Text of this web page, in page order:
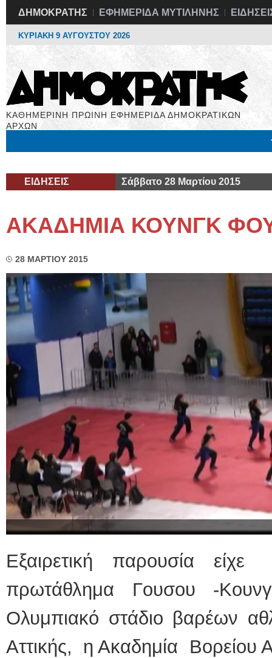
ΔΗΜΟΚΡΑΤΗΣ ΕΦΗΜΕΡΙΔΑ ΜΥΤΙΛΗΝΗΣ
ΚΥΡΙΑΚΗ 9 ΑΥΓΟΥΣΤΟΥ 2026
ΚΑΘΗΜΕΡΙΝΗ ΠΡΩΙΝΗ ΕΦΗΜΕΡΙΔΑ ΔΗΜΟΚΡΑΤΙΚΩΝ
ΑΡΧΩΝ
ΕΙΔΗΣΕΙΣ Σάββατο 28 Μαρτίου 2015
ΑΚΑΔΗΜΙΑ ΚΟΥΝΓΚ ΦΟΥ
28 ΜΑΡΤΙΟΥ 2015
Εξαιρετική παρουσία
πρωτάθλημα Γουσου -
Ολυμπιακό στάδιο βαρέων
Αττικής, η Ακαδημία Βορείου